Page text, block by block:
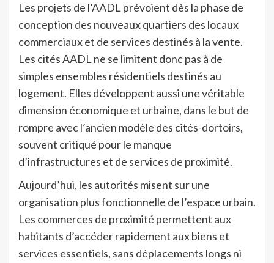
Les projets de l’AADL prévoient dès la phase de
conception des nouveaux quartiers des locaux
commerciaux et de services destinés à la vente.
Les cités AADL ne se limitent donc pas à de
simples ensembles résidentiels destinés au
logement. Elles développent aussi une véritable
dimension économique et urbaine, dans le but de
rompre avec l’ancien modèle des cités-dortoirs,
souvent critiqué pour le manque
d’infrastructures et de services de proximité.
Aujourd’hui, les autorités misent sur une
organisation plus fonctionnelle de l’espace urbain.
Les commerces de proximité permettent aux
habitants d’accéder rapidement aux biens et
services essentiels, sans déplacements longs ni